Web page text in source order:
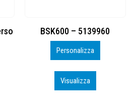
DTF
Personalizza
Visualizza